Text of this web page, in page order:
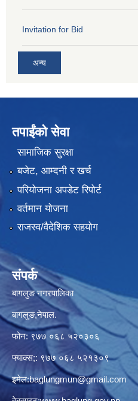
Invitation for Bid
अन्य
तपाईंको सेवा
सामाजिक सुरक्षा
बजेट, आम्दनी र खर्च
परियोजना अपडेट रिपोर्ट
वर्तमान योजना
राजस्व/वैदेशिक सहयोग
संपर्क
बागलुङ नगरपालिका
बागलुङ,नेपाल.
फोन: ९७७ ०६८ ५२०३०६
फ्याक्स;: ९७७ ०६८ ५२१३०९
इमेल:baglungmun@gmail.com